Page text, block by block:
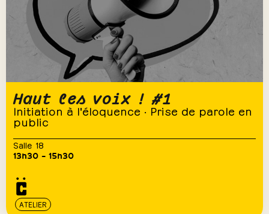
Haut les voix ! #1
Initiation à l'éloquence · Prise de parole en
public
Salle 18
13h30 – 15h30
ATELIER